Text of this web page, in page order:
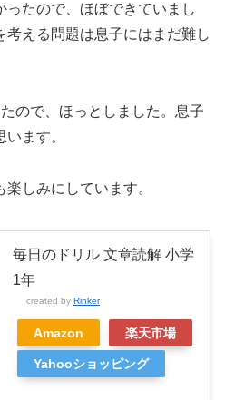
ったので、ほぼできていまし
考える問題は息子にはまだ難し
ので、ほっとしました。息子
ます。
しみにしています。
毎日のドリル 文章読解 小学
1年
created by Rinker
Amazon 楽天市場
Yahooショッピング